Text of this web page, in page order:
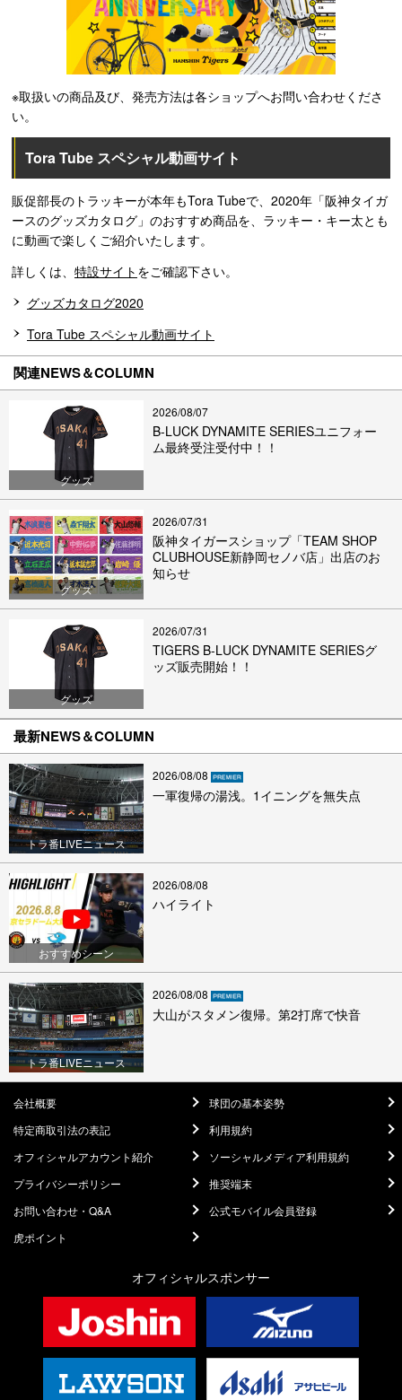
※取扱いの商品及び、発売方法は各ショップへお問い合わせくださ
い。
Tora Tube スペシャル動画サイト
販促部長のトラッキーが本年もTora Tubeで、2020年「阪神タイガ
ースのグッズカタログ」のおすすめ商品を、ラッキー・キー太とも
に動画で楽しくご紹介いたします。
詳しくは、 特設サイト をご確認下さい。
グッズカタログ2020
Tora Tube スペシャル動画サイト
関連NEWS＆COLUMN
グッズ
2026/08/07
B-LUCK DYNAMITE SERIESユニフォー
ム最終受注受付中！！
グッズ
2026/07/31
阪神タイガースショップ「TEAM SHOP
CLUBHOUSE新静岡セノバ店」出店のお
知らせ
グッズ
2026/07/31
TIGERS B-LUCK DYNAMITE SERIESグ
ッズ販売開始！！
最新NEWS＆COLUMN
トラ番LIVEニュース
2026/08/08
一軍復帰の湯浅。1イニングを無失点
おすすめシーン
2026/08/08
ハイライト
トラ番LIVEニュース
2026/08/08
大山がスタメン復帰。第2打席で快音
会社概要
球団の基本姿勢
特定商取引法の表記
利用規約
オフィシャルアカウント紹介
ソーシャルメディア利用規約
プライバシーポリシー
推奨端末
お問い合わせ・Q&A
公式モバイル会員登録
虎ポイント
オフィシャルスポンサー